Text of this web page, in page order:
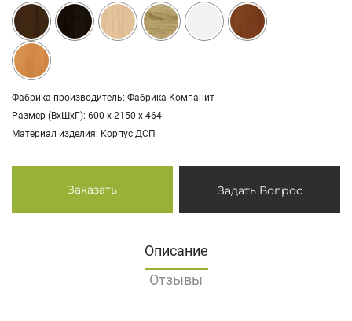
Фабрика-производитель: Фабрика Компанит
Размер (ВхШхГ): 600 х 2150 х 464
Материал изделия: Корпус ДСП
Заказать Задать Вопрос
Описание
Отзывы